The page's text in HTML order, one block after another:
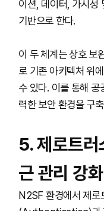
이션, 데이터, 가시성
기반으로 한다.
이 두 체계는 상호 보
로 기존 아키텍처 위
수 있다. 이를 통해
력한 보안 환경을 구
5. 제로트러
근 관리 강화
N2SF 환경에서 제로